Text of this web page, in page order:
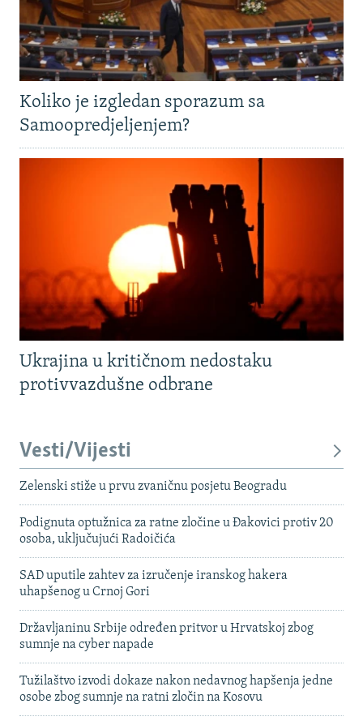
Koliko je izgledan sporazum sa
Samoopredjeljenjem?
Ukrajina u kritičnom nedostaku
protivvazdušne odbrane
Vesti/Vijesti
Zelenski stiže u prvu zvaničnu posjetu Beogradu
Podignuta optužnica za ratne zločine u Đakovici protiv 20
osoba, uključujući Radoičića
SAD uputile zahtev za izručenje iranskog hakera
uhapšenog u Crnoj Gori
Državljaninu Srbije određen pritvor u Hrvatskoj zbog
sumnje na cyber napade
Tužilaštvo izvodi dokaze nakon nedavnog hapšenja jedne
osobe zbog sumnje na ratni zločin na Kosovu